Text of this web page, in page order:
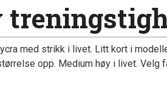
med strikk i livet. Litt kort i
opp. Medium høy i livet. Velg